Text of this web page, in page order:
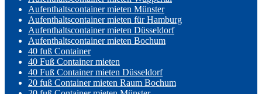
Aufenthaltscontainer mieten Münster
Aufenthaltscontainer mieten für Hamburg
Aufenthaltscontainer mieten Düsseldorf
Aufenthaltscontainer mieten Bochum
40 fuß Container
40 Fuß Container mieten
40 Fuß Container mieten Düsseldorf
20 fuß Container mieten Raum Bochum